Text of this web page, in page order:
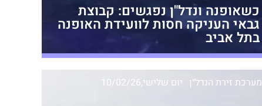
כשאופנה ונדל"ן נפגשים: קבוצת
גבאי העניקה חסות לוועידת האופנה
בתל אביב
מערכת זירת הנדל״ן יום שלישי,10/02/26